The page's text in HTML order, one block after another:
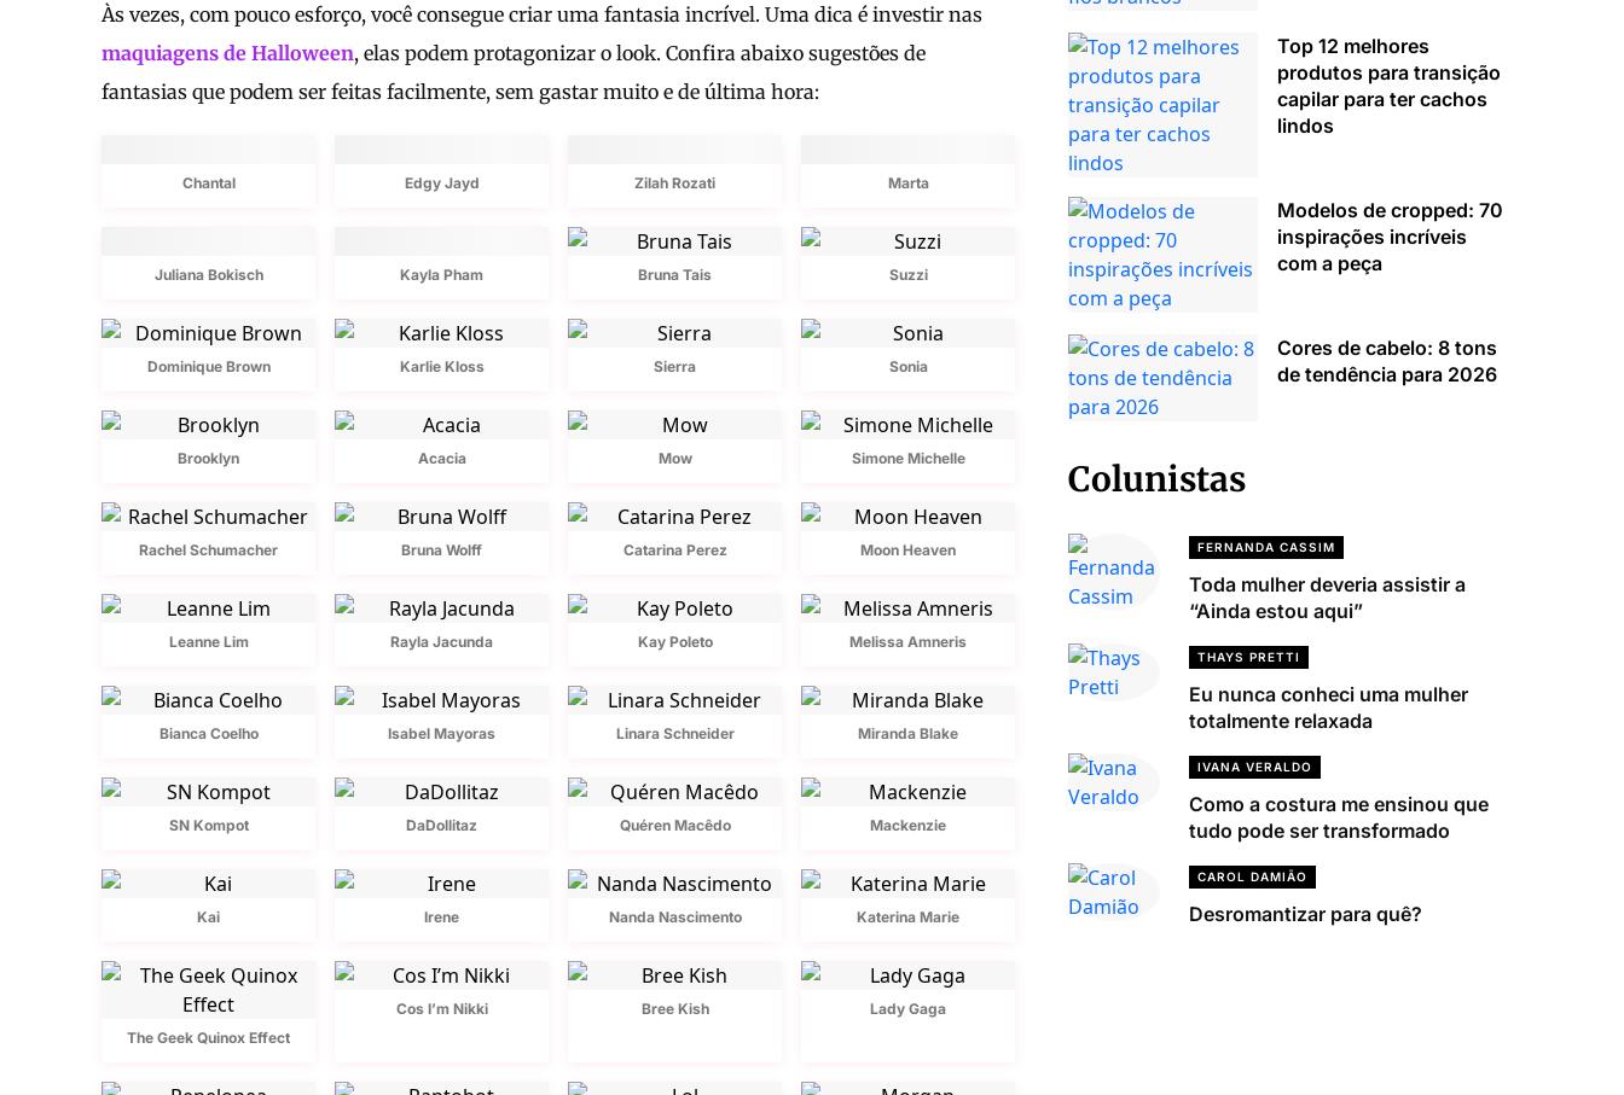
Às vezes, com pouco esforço, você consegue criar uma fantasia incrível. Uma dica é investir nas
maquiagens de Halloween, elas podem protagonizar o look. Confira abaixo sugestões de
fantasias que podem ser feitas facilmente, sem gastar muito e de última hora:
Chantal Edgy Jayd Zilah Rozati Marta
Juliana Bokisch Kayla Pham Bruna Tais Suzzi
Dominique Brown Karlie Kloss Sierra Sonia
Brooklyn Acacia Mow Simone Michelle
Rachel Schumacher Bruna Wolff Catarina Perez Moon Heaven
Leanne Lim Rayla Jacunda Kay Poleto Melissa Amneris
Bianca Coelho Isabel Mayoras Linara Schneider Miranda Blake
SN Kompot DaDollitaz Quéren Macêdo Mackenzie
Kai Irene Nanda Nascimento Katerina Marie
The Geek Quinox Effect
Cos I’m Nikki Bree Kish Lady Gaga
Top 12 melhores
produtos para transição
capilar para ter cachos
lindos
Modelos de cropped: 70
inspirações incríveis
com a peça
Cores de cabelo: 8 tons
de tendência para 2026
Colunistas
FERNANDA CASSIM
Toda mulher deveria assistir a
“Ainda estou aqui”
THAYS PRETTI
Eu nunca conheci uma mulher
totalmente relaxada
IVANA VERALDO
Como a costura me ensinou que
tudo pode ser transformado
CAROL DAMIÃO
Desromantizar para quê?